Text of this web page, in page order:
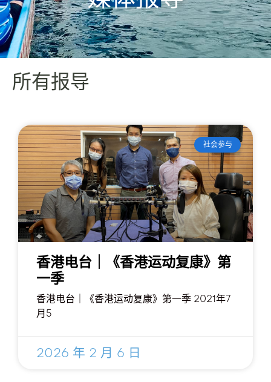
所有报导
社会参与
香港电台｜《香港运动复康》第
一季
香港电台｜《香港运动复康》第一季 2021年7
月5
2026 年 2 月 6 日